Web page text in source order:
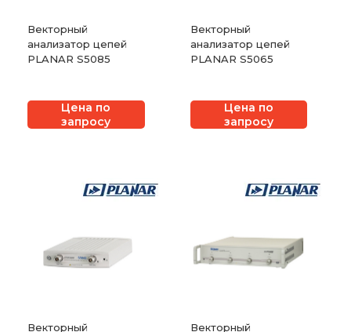
Векторный
анализатор цепей
PLANAR S5085
Цена по
запросу
Векторный
анализатор цепей
PLANAR S5065
Цена по
запросу
Векторный Векторный